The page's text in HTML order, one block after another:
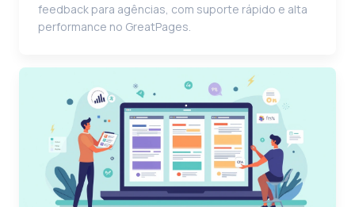
feedback para agências, com suporte rápido e alta
performance no GreatPages.